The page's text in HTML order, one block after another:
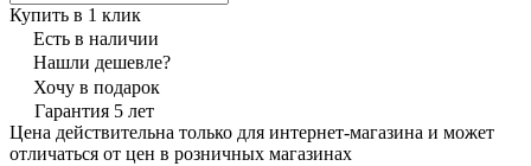
Купить в 1 клик
Есть в наличии
Нашли дешевле?
Хочу в подарок
Гарантия 5 лет
Цена действительна только для интернет-магазина и может
отличаться от цен в розничных магазинах